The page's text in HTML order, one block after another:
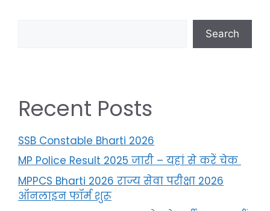
Search
Recent Posts
SSB Constable Bharti 2026
MP Police Result 2025 जारी – यहां से करें चेक
MPPCS Bharti 2026 राज्य सेवा परीक्षा 2026
ऑनलाइन फॉर्म शुरू